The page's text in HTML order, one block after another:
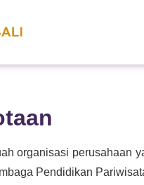
organisasi perusahaan
Pendidikan